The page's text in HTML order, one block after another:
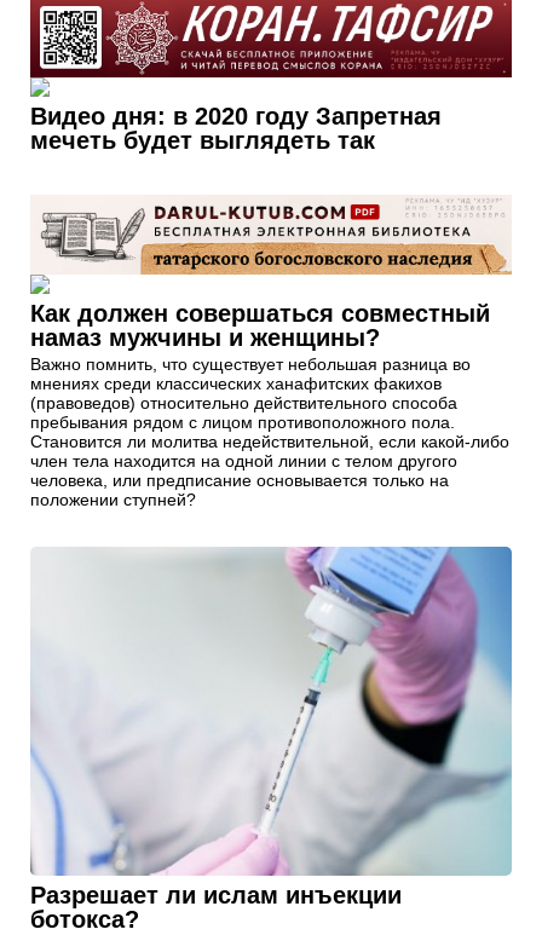
Видео дня: в 2020 году Запретная
мечеть будет выглядеть так
Как должен совершаться совместный
намаз мужчины и женщины?
Важно помнить, что существует небольшая разница во
мнениях среди классических ханафитских факихов
(правоведов) относительно действительного способа
пребывания рядом с лицом противоположного пола.
Становится ли молитва недействительной, если какой-либо
член тела находится на одной линии с телом другого
человека, или предписание основывается только на
положении ступней?
Разрешает ли ислам инъекции
ботокса?